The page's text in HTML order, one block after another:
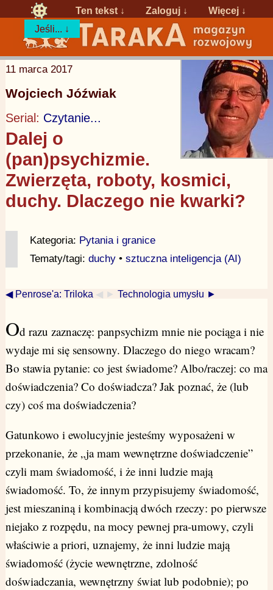
Ten tekst ↓ Zaloguj ↓
Więcej ↓
Jeśli... ↓
11 marca 2017
Wojciech Jóźwiak
Serial: Czytanie...
Dalej o
(pan)psychizmie.
Zwierzęta, roboty, kosmici,
duchy. Dlaczego nie kwarki?
Kategoria: Pytania i granice
Tematy/tagi: duchy• sztuczna inteligencja (AI)
◀ Penrose'a: Triloka ◀ ► Technologia umysłu ►
Od razu zaznaczę: panpsychizm mnie nie pociąga i nie
wydaje mi się sensowny. Dlaczego do niego wracam?
Bo stawia pytanie: co jest świadome? Albo/raczej: co ma
doświadczenia? Co doświadcza? Jak poznać, że (lub
czy) coś ma doświadczenia?
Gatunkowo i ewolucyjnie jesteśmy wyposażeni w
przekonanie, że „ja mam wewnętrzne doświadczenie”
czyli mam świadomość, i że inni ludzie mają
świadomość. To, że innym przypisujemy świadomość,
jest mieszaniną i kombinacją dwóch rzeczy: po pierwsze
niejako z rozpędu, na mocy pewnej pra-umowy, czyli
właściwie a priori, uznajemy, że inni ludzie mają
świadomość (życie wewnętrzne, zdolność
doświadczania, wewnętrzny świat lub podobnie); po